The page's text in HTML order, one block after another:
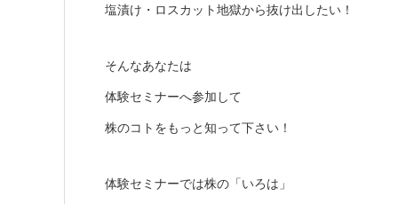
塩漬け・ロスカット地獄から抜け出したい！
そんなあなたは
体験セミナーへ参加して
株のコトをもっと知って下さい！
体験セミナーでは株の「いろは」